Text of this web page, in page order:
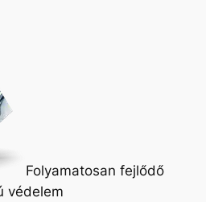
Folyamatosan fejlődő
védelem